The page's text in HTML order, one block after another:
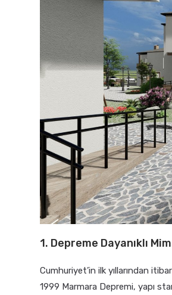
1. Depreme Dayanıklı
Cumhuriyet’in ilk yıllarından
1999 Marmara Depremi, yapı